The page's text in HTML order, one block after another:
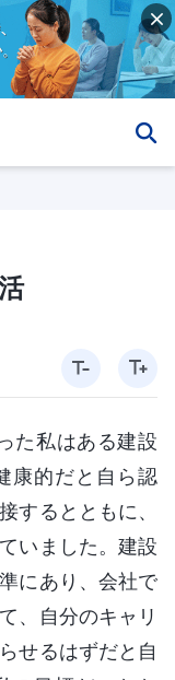
た私はある建設
康的だと自ら認
するとともに、
いました。建設
にあり、会社で
、自分のキャリ
せるはずだと自